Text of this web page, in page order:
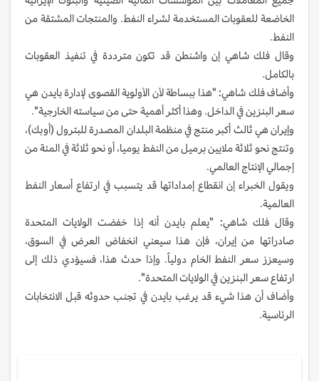
الخاضعة للعقوبات المستخدمة لشراء النفط. والمنتجات المشتقة من
النفط.
وقال فلك شاهي إن واشنطن قد تكون مترددة في تنفيذ العقوبات
بالكامل.
وأضاف فلك شاهي: "هذا ببساطة لأن الأولوية القصوى لإدارة بايدن هي
سعر البنزين في الداخل. وهذا أكثر أهمية حتى من سياسته الخارجية".
وإيران هي ثالث أكبر منتج في منظمة البلدان المصدرة للبترول (أوبك)،
وتنتج نحو ثلاثة ملايين برميل من النفط يوميا، أو نحو ثلاثة في المئة من
إجمالي الإنتاج العالمي.
ويقول الخبراء إن انقطاع إمداداتها قد يتسبب في ارتفاع أسعار النفط
العالمية.
وقال فلك شاهي: "يعلم بايدن أنه إذا خفضت الولايات المتحدة
صادراتها من إيران، فإن هذا سيعني انخفاض العرض في السوق،
وسيعزز سعر النفط الخام دولياً. وإذا حدث هذا، فسيؤدي ذلك إلى
ارتفاع سعر البنزين في الولايات المتحدة".
وأضاف أن هذا شيء قد يرغب بايدن في تجنب حدوثه قبل الانتخابات
الرئاسية.